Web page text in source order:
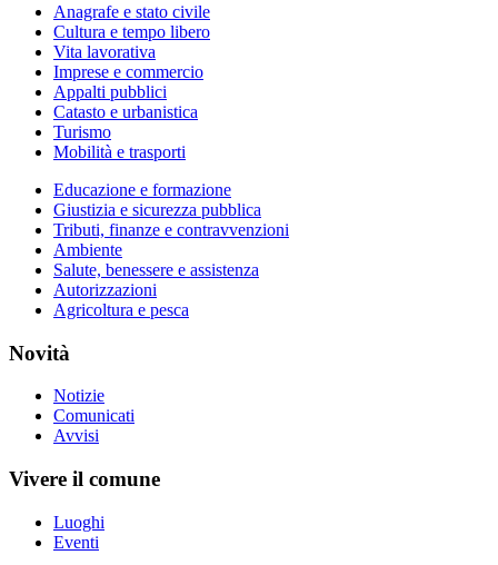
Anagrafe e stato civile
Cultura e tempo libero
Vita lavorativa
Imprese e commercio
Appalti pubblici
Catasto e urbanistica
Turismo
Mobilità e trasporti
Educazione e formazione
Giustizia e sicurezza pubblica
Tributi, finanze e contravvenzioni
Ambiente
Salute, benessere e assistenza
Autorizzazioni
Agricoltura e pesca
Novità
Notizie
Comunicati
Avvisi
Vivere il comune
Luoghi
Eventi